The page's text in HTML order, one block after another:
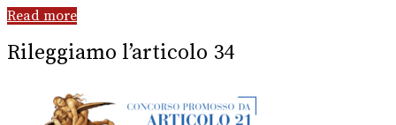
Read more
Rileggiamo l’articolo 34